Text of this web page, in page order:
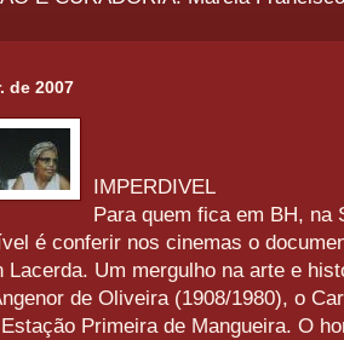
de 2007
IMPERDIVEL
Para quem fica em BH, na
é conferir nos cinemas o
Lacerda. Um mergulho na arte e
de Oliveira (1908/1980), o
Primeira de Mangueira. O